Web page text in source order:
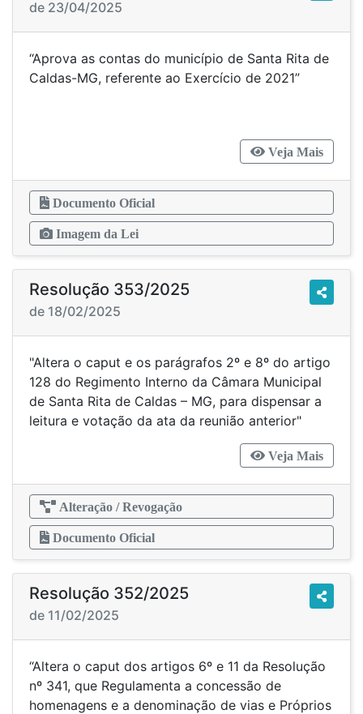
de 23/04/2025
“Aprova as contas do município de Santa Rita de
Caldas-MG, referente ao Exercício de 2021”
Veja Mais
Documento Oficial
Imagem da Lei
Resolução 353/2025
de 18/02/2025
"Altera o caput e os parágrafos 2º e 8º do artigo
128 do Regimento Interno da Câmara Municipal
de Santa Rita de Caldas – MG, para dispensar a
leitura e votação da ata da reunião anterior"
Veja Mais
Alteração / Revogação
Documento Oficial
Resolução 352/2025
de 11/02/2025
“Altera o caput dos artigos 6º e 11 da Resolução
nº 341, que Regulamenta a concessão de
homenagens e a denominação de vias e Próprios